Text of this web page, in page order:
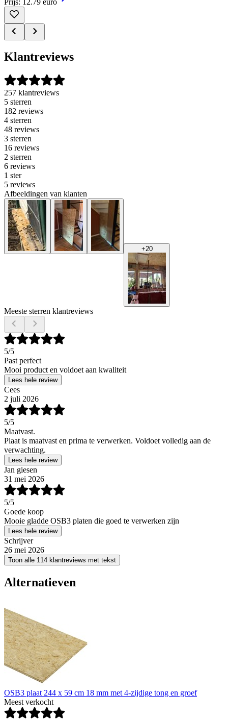
Klantreviews
257 klantreviews
5 sterren
182 reviews
4 sterren
48 reviews
3 sterren
16 reviews
2 sterren
6 reviews
1 ster
5 reviews
Afbeeldingen van klanten
+20
Meeste sterren klantreviews
5/5
Past perfect
Mooi product en voldoet aan kwaliteit
Lees hele review
Cees
2 juli 2026
5/5
Maatvast.
Plaat is maatvast en prima te verwerken. Voldoet volledig aan de
verwachting.
Lees hele review
Jan giesen
31 mei 2026
5/5
Goede koop
Mooie gladde OSB3 platen die goed te verwerken zijn
Lees hele review
Schrijver
26 mei 2026
Toon alle 114 klantreviews met tekst
Alternatieven
OSB3 plaat 244 x 59 cm 18 mm met 4-zijdige tong en groef
Meest verkocht